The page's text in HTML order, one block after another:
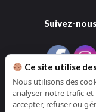
Suivez-
Ce site utilise
Nous utilisons des
analyser notre trafic et
accepter, refuser ou